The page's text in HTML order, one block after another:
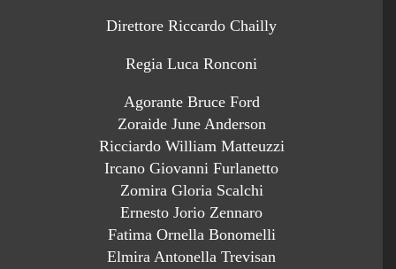
Direttore Riccardo Chailly
Regia Luca Ronconi
Agorante Bruce Ford
Zoraide June Anderson
Ricciardo William Matteuzzi
Ircano Giovanni Furlanetto
Zomira Gloria Scalchi
Ernesto Jorio Zennaro
Fatima Ornella Bonomelli
Elmira Antonella Trevisan